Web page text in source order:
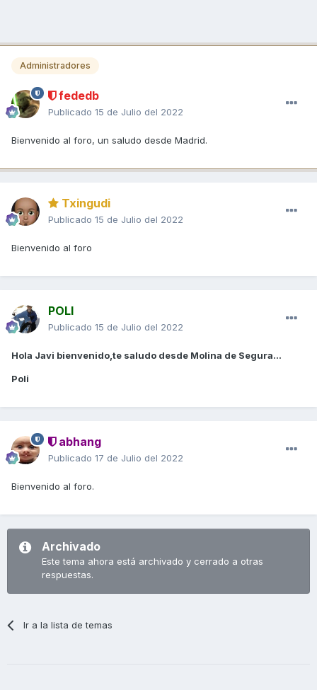
Administradores
fededb
Publicado 15 de Julio del 2022
Bienvenido al foro, un saludo desde Madrid.
Txingudi
Publicado 15 de Julio del 2022
Bienvenido al foro
POLI
Publicado 15 de Julio del 2022
Hola Javi bienvenido,te saludo desde Molina de Segura...
Poli
abhang
Publicado 17 de Julio del 2022
Bienvenido al foro.
Archivado
Este tema ahora está archivado y cerrado a otras
respuestas.
Ir a la lista de temas